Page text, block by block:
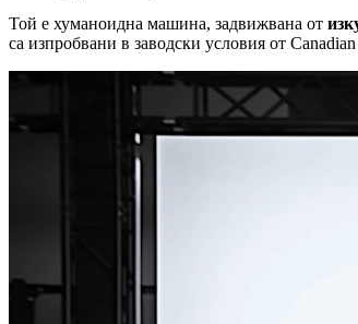
Той е хуманоидна машина, задвижвана от
са изпробвани в заводски условия от